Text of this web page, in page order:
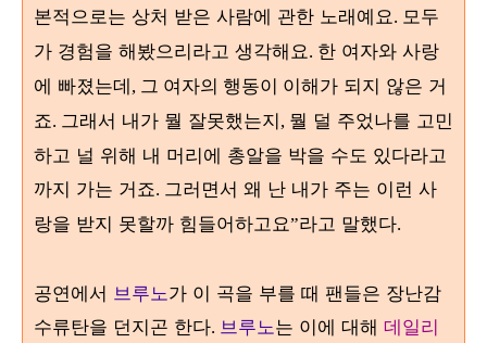
본적으로는 상처 받은 사람에 관한 노래예요. 모두
가 경험을 해봤으리라고 생각해요. 한 여자와 사랑
에 빠졌는데, 그 여자의 행동이 이해가 되지 않은 거
죠. 그래서 내가 뭘 잘못했는지, 뭘 덜 주었나를 고민
하고 널 위해 내 머리에 총알을 박을 수도 있다라고
까지 가는 거죠. 그러면서 왜 난 내가 주는 이런 사
랑을 받지 못할까 힘들어하고요”라고 말했다.
공연에서 브루노가 이 곡을 부를 때 팬들은 장난감
수류탄을 던지곤 한다. 브루노는 이에 대해 데일리